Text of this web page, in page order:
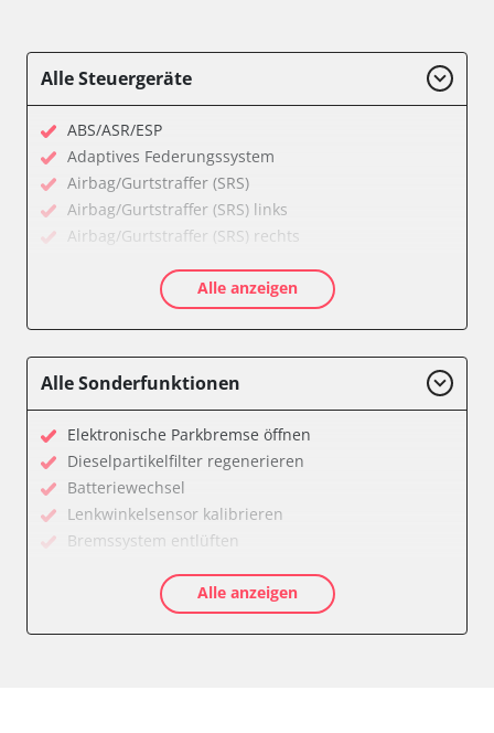
Alle Steuergeräte
ABS/ASR/ESP
Adaptives Federungssystem
Airbag/Gurtstraffer (SRS)
Airbag/Gurtstraffer (SRS) links
Airbag/Gurtstraffer (SRS) rechts
Aktivlenkung
Anhängersteuergerät
Bedieneinheit Mittelkonsole
Bordcomputer
CD-Wechsler
Command
Dachbedieneinheit (DBE)
Dämpfungssystem hinten links
Dämpfungssystem hinten rechts
Dämpfungssystem vorne links
Dämpfungssystem vorne rechts
Alle anzeigen
Alle Sonderfunktionen
Elektronische Parkbremse öffnen
Dieselpartikelfilter regenerieren
Batteriewechsel
Lenkwinkelsensor kalibrieren
Bremssystem entlüften
Elektronische Parkbremse kalibrieren
Ölservicerückstellung
Alle anzeigen